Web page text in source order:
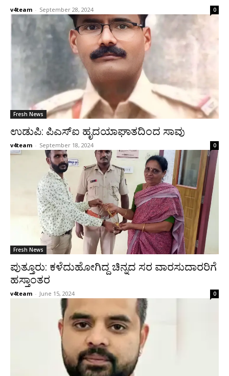
v4team - September 28, 2024 0
Fresh News
ಉಡುಪಿ: ಪಿಎಸ್ಐ ಹೃದಯಾಘಾತದಿಂದ ಸಾವು
v4team - September 18, 2024 0
Fresh News
ಪುತ್ತೂರು: ಕಳೆದುಹೋಗಿದ್ದ ಚಿನ್ನದ ಸರ ವಾರಸುದಾರರಿಗೆ
ಹಸ್ತಾಂತರ
v4team - June 15, 2024 0